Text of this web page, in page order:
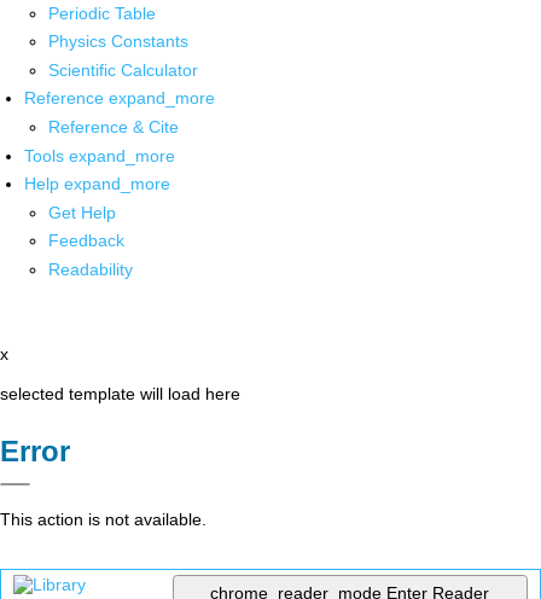
Periodic Table
Physics Constants
Scientific Calculator
Reference expand_more
Reference & Cite
Tools expand_more
Help expand_more
Get Help
Feedback
Readability
x
selected template will load here
Error
This action is not available.
chrome_reader_mode Enter Reader